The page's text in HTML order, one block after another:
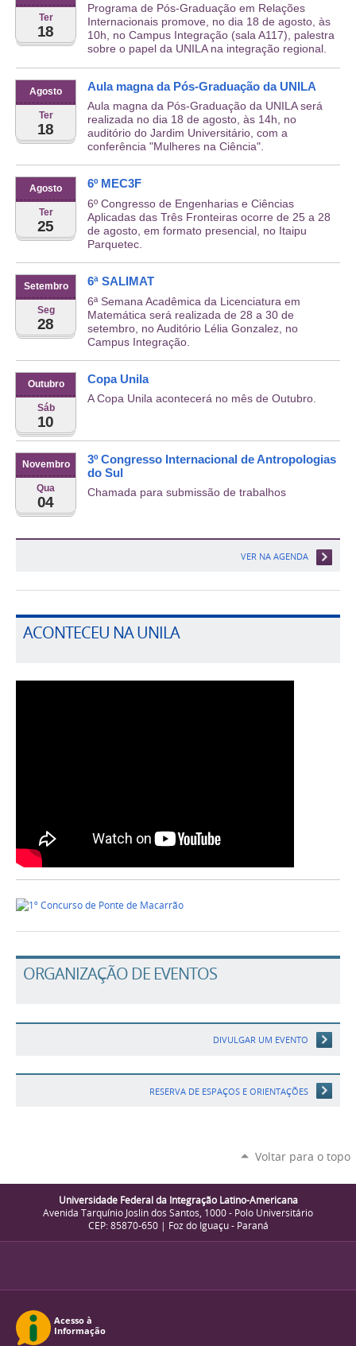
Ter
18
Programa de Pós-Graduação em Relações
Internacionais promove, no dia 18 de agosto, às
10h, no Campus Integração (sala A117), palestra
sobre o papel da UNILA na integração regional.
Ter
Agosto
18
Aula magna da Pós-Graduação da UNILA
Aula magna da Pós-Graduação da UNILA será
realizada no dia 18 de agosto, às 14h, no
auditório do Jardim Universitário, com a
conferência "Mulheres na Ciência".
Ter
Agosto
25
6º MEC3F
6º Congresso de Engenharias e Ciências
Aplicadas das Três Fronteiras ocorre de 25 a 28
de agosto, em formato presencial, no Itaipu
Parquetec.
Seg
Setembro
28
6ª SALIMAT
6ª Semana Acadêmica da Licenciatura em
Matemática será realizada de 28 a 30 de
setembro, no Auditório Lélia Gonzalez, no
Campus Integração.
Sáb
Outubro
10
Copa Unila
A Copa Unila acontecerá no mês de Outubro.
Qua
Novembro
04
3º Congresso Internacional de Antropologias
do Sul
Chamada para submissão de trabalhos
VER NA AGENDA
ACONTECEU NA UNILA
ORGANIZAÇÃO DE EVENTOS
DIVULGAR UM EVENTO
RESERVA DE ESPAÇOS E ORIENTAÇÕES
Voltar para o topo
Universidade Federal da Integração Latino-Americana
Avenida Tarquínio Joslin dos Santos, 1000 - Polo Universitário
CEP: 85870-650 | Foz do Iguaçu - Paraná